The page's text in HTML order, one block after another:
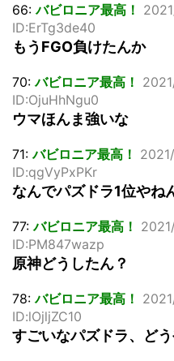
66:バビロニア最高！
ID:ErTg3de40
もうFGO負けたんか
70:バビロニア最高！
ID:OjuHhNgu0
ウマほんま強いな
71:バビロニア最高！
ID:qgVyPxPKr
なんでパズドラ1位やね
77:バビロニア最高！
ID:PM847wazp
原神どうしたん？
78:バビロニア最高！
ID:lOjljZC10
すごいなパズドラ、ど